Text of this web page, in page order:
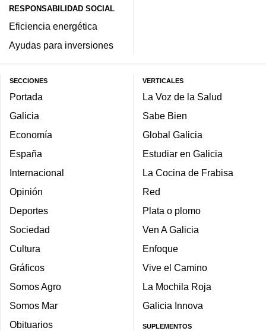
RESPONSABILIDAD SOCIAL
Eficiencia energética
Ayudas para inversiones
SECCIONES
Portada
Galicia
Economía
España
Internacional
Opinión
Deportes
Sociedad
Cultura
Gráficos
Somos Agro
Somos Mar
Obituarios
VERTICALES
La Voz de la Salud
Sabe Bien
Global Galicia
Estudiar en Galicia
La Cocina de Frabisa
Red
Plata o plomo
Ven A Galicia
Enfoque
Vive el Camino
La Mochila Roja
Galicia Innova
SUPLEMENTOS